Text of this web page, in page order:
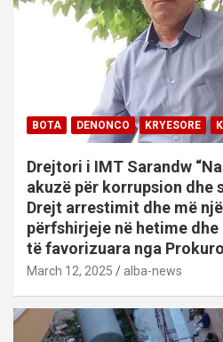
BOTA DENONCO KRYESORE
Drejtori i IMT Sarandw
akuzë për korrupsion dhe
Drejt arrestimit dhe më
përfshirjeje në hetime
të favorizuara nga
March 12, 2025 alba-news